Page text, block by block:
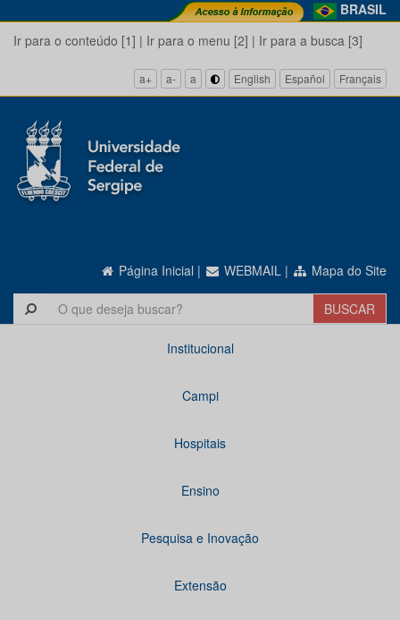
BRASIL
Ir para o conteúdo [1] | Ir para o menu [2] | Ir para a busca [3]
a+ a- a English Español Français
Página Inicial | WEBMAIL | Mapa do Site
Institucional
Campi
Hospitais
Ensino
Pesquisa e Inovação
Extensão